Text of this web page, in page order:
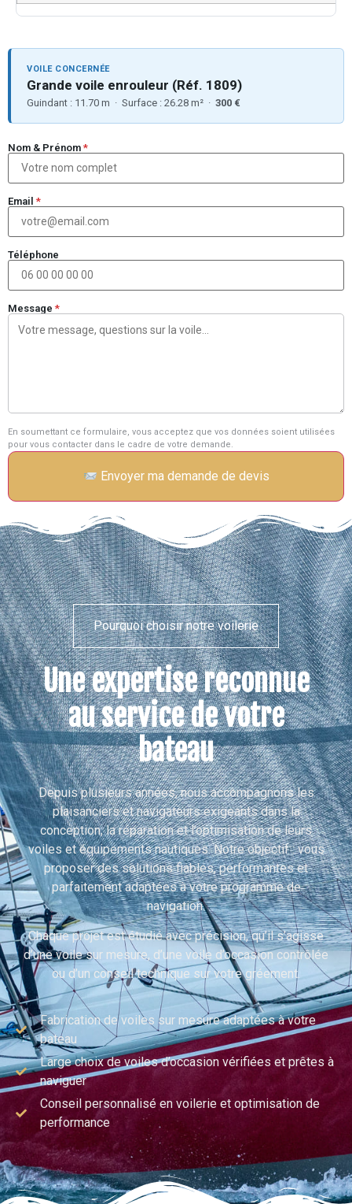
VOILE CONCERNÉE
Grande voile enrouleur (Réf. 1809)
Guindant : 11.70 m · Surface : 26.28 m² · 300 €
Nom & Prénom *
Email *
Téléphone
Message *
En soumettant ce formulaire, vous acceptez que vos données soient utilisées
pour vous contacter dans le cadre de votre demande.
Envoyer ma demande de devis
Pourquoi choisir notre voilerie
Une expertise reconnue
au service de votre
bateau
Depuis plusieurs années, nous accompagnons les
plaisanciers et navigateurs exigeants dans la
conception, la réparation et l’optimisation de leurs
voiles et équipements nautiques. Notre objectif : vous
proposer des solutions fiables, performantes et
parfaitement adaptées à votre programme de
navigation.
Chaque projet est étudié avec précision, qu’il s’agisse
d’une voile sur mesure, d’une voile d’occasion contrôlée
ou d’un conseil technique sur votre gréement.
Fabrication de voiles sur mesure adaptées à votre
bateau
Large choix de voiles d’occasion vérifiées et prêtes à
naviguer
Conseil personnalisé en voilerie et optimisation de
performance